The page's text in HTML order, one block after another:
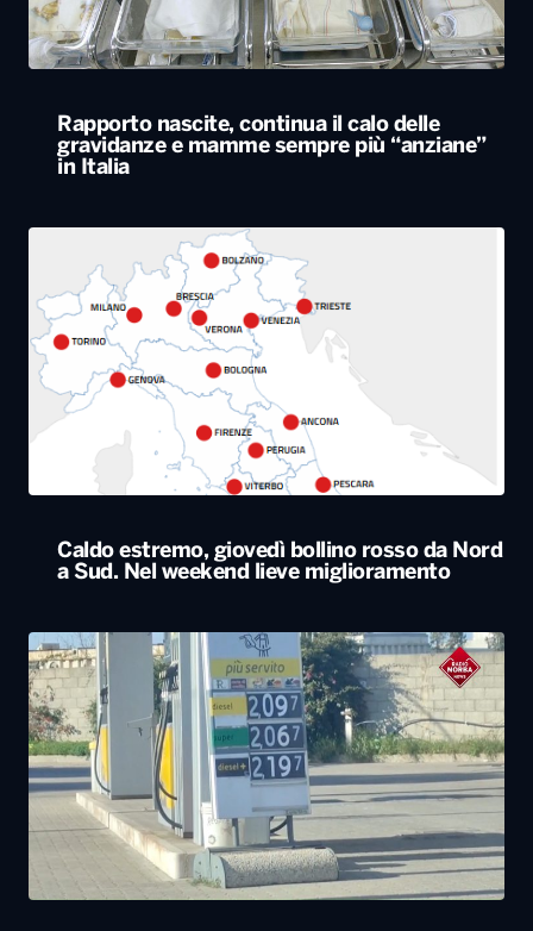
Rapporto nascite, continua il calo delle
gravidanze e mamme sempre più “anziane”
in Italia
Caldo estremo, giovedì bollino rosso da Nord
a Sud. Nel weekend lieve miglioramento